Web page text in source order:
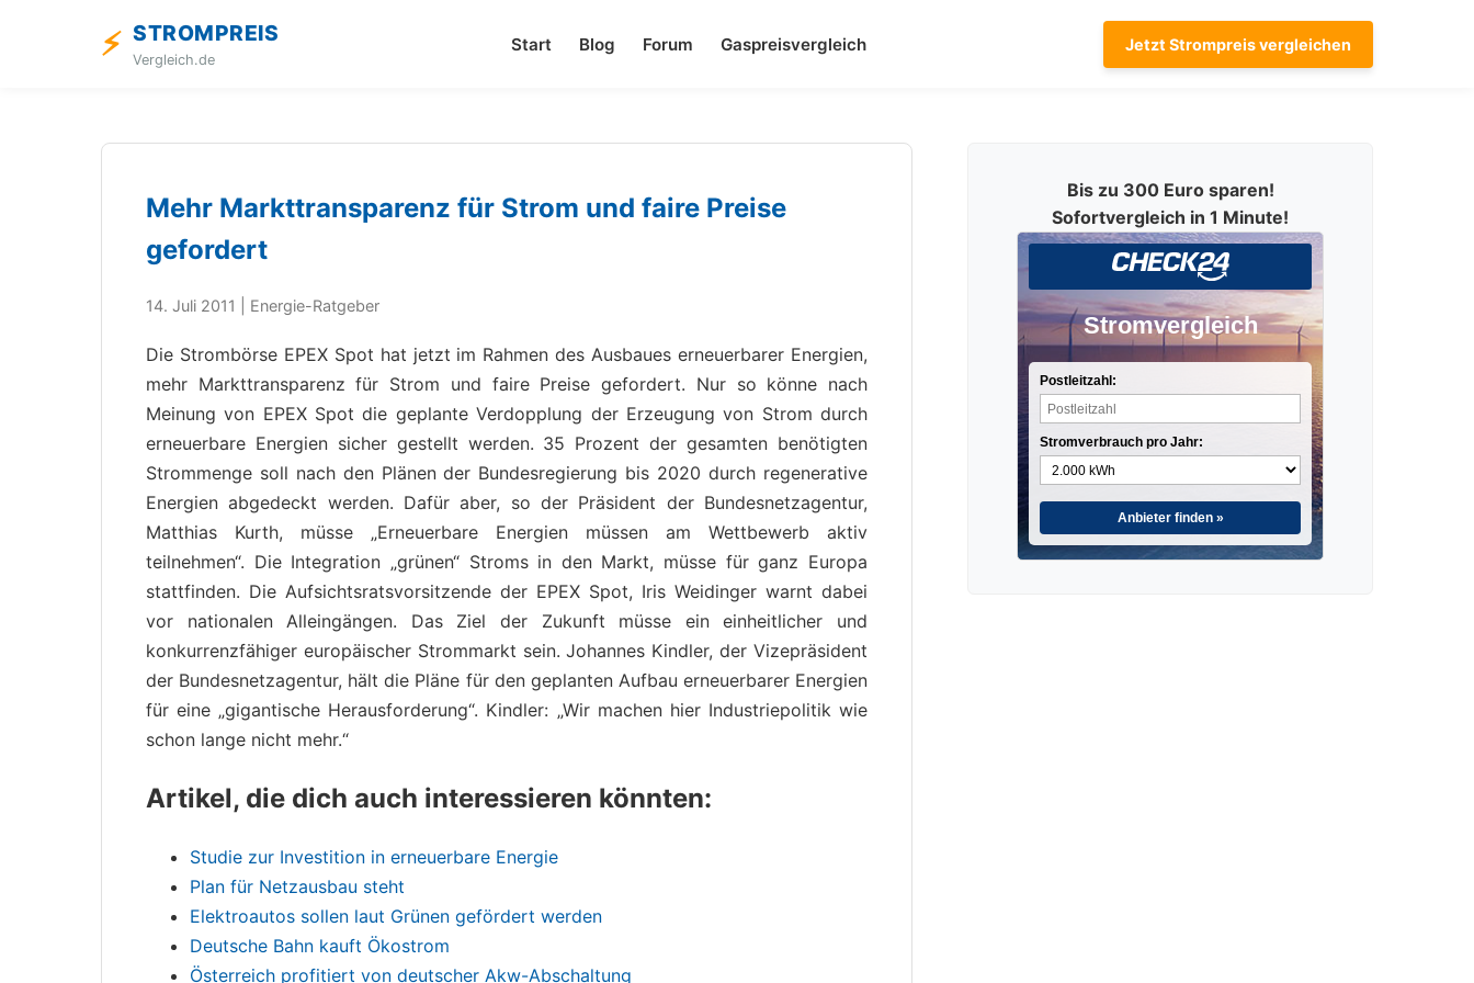
⚡ STROMPREIS
Vergleich.de
Start Blog Forum Gaspreisvergleich Jetzt Strompreis vergleichen
Mehr Markttransparenz für Strom und faire Preise
gefordert
14. Juli 2011 | Energie-Ratgeber
Die Strombörse EPEX Spot hat jetzt im Rahmen des Ausbaues erneuerbarer Energien,
mehr Markttransparenz für Strom und faire Preise gefordert. Nur so könne nach
Meinung von EPEX Spot die geplante Verdopplung der Erzeugung von Strom durch
erneuerbare Energien sicher gestellt werden. 35 Prozent der gesamten benötigten
Strommenge soll nach den Plänen der Bundesregierung bis 2020 durch regenerative
Energien abgedeckt werden. Dafür aber, so der Präsident der Bundesnetzagentur,
Matthias Kurth, müsse „Erneuerbare Energien müssen am Wettbewerb aktiv
teilnehmen“. Die Integration „grünen“ Stroms in den Markt, müsse für ganz Europa
stattfinden. Die Aufsichtsratsvorsitzende der EPEX Spot, Iris Weidinger warnt dabei
vor nationalen Alleingängen. Das Ziel der Zukunft müsse ein einheitlicher und
konkurrenzfähiger europäischer Strommarkt sein. Johannes Kindler, der Vizepräsident
der Bundesnetzagentur, hält die Pläne für den geplanten Aufbau erneuerbarer Energien
für eine „gigantische Herausforderung“. Kindler: „Wir machen hier Industriepolitik wie
schon lange nicht mehr.“
Artikel, die dich auch interessieren könnten:
Studie zur Investition in erneuerbare Energie
Plan für Netzausbau steht
Elektroautos sollen laut Grünen gefördert werden
Deutsche Bahn kauft Ökostrom
Österreich profitiert von deutscher Akw-Abschaltung
Bis zu 300 Euro sparen!
Sofortvergleich in 1 Minute!
Stromvergleich
Postleitzahl:
Stromverbrauch pro Jahr:
Anbieter finden »